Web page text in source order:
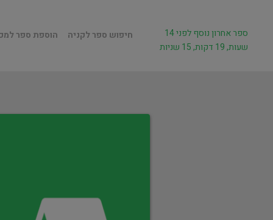
חיפוש ספר לקניה הוספת ספר
ספר אחרון נוסף לפני 14
שעות, 19 דקות, 15 שניות